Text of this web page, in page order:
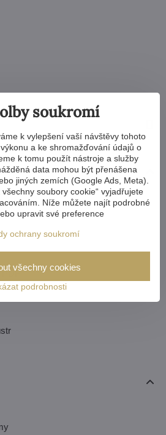
PDF
soukromí
k vylepšení vaší návštěvy tohoto
a ke shromažďování údajů o
k tomu použít nástroje a služby
data mohou být přenášena
jiných zemích (Google Ads, Meta).
soubory cookie“ vyjadřujete
Níže můžete najít podrobné
upravit své preference
ochrany soukromí
podrobnosti
všechny cookies